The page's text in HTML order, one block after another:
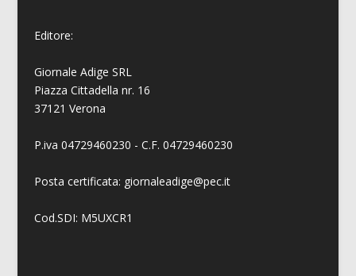
Editore:
Giornale Adige SRL
Piazza Cittadella nr. 16
37121 Verona
P.iva 04729460230 - C.F. 04729460230
Posta certificata: giornaleadige@pec.it
Cod.SDI: M5UXCR1